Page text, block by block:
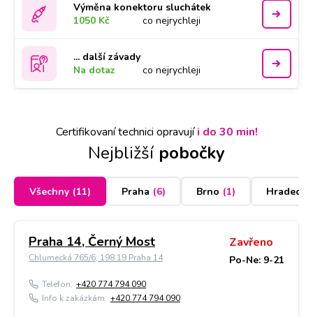
Výměna konektoru sluchátek
1050 Kč
co nejrychleji
... další závady
Na dotaz
co nejrychleji
Certifikovaní technici opravujíi do 30 min!
Nejbližší pobočky
Všechny (11) Praha (6) Brno (1) Hradec
Praha 14, Černý Most
Chlumecká 765/6, 198 19 Praha 14
Zavřeno
Po-Ne: 9-21
Telefon: +420 774 794 090
Info k zakázkám: +420 774 794 090